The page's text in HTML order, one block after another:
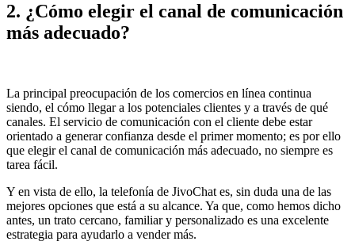
2. ¿Cómo elegir el canal de comunicación
más adecuado?
La principal preocupación de los comercios en línea continua
siendo, el cómo llegar a los potenciales clientes y a través de qué
canales. El servicio de comunicación con el cliente debe estar
orientado a generar confianza desde el primer momento; es por ello
que elegir el canal de comunicación más adecuado, no siempre es
tarea fácil.
Y en vista de ello, la telefonía de JivoChat es, sin duda una de las
mejores opciones que está a su alcance. Ya que, como hemos dicho
antes, un trato cercano, familiar y personalizado es una excelente
estrategia para ayudarlo a vender más.